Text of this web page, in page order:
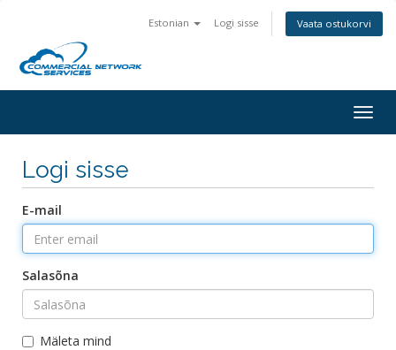
Estonian Logi sisse Vaata ostukorvi
Logi sisse
E-mail
Salasõna
Mäleta mind